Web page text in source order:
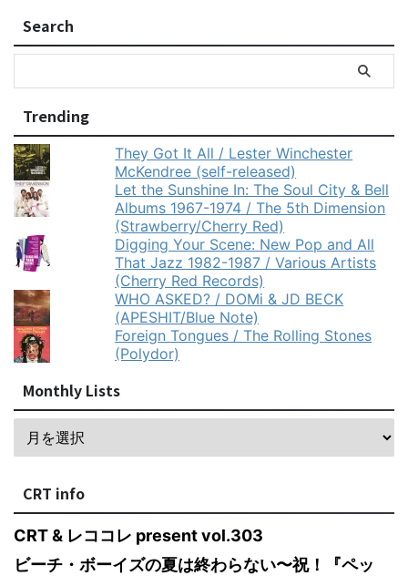
Search
Trending
They Got It All / Lester Winchester
McKendree (self-released)
Let the Sunshine In: The Soul City & Bell
Albums 1967-1974 / The 5th Dimension
(Strawberry/Cherry Red)
Digging Your Scene: New Pop and All
That Jazz 1982-1987 / Various Artists
(Cherry Red Records)
WHO ASKED? / DOMi & JD BECK
(APESHIT/Blue Note)
Foreign Tongues / The Rolling Stones
(Polydor)
Monthly Lists
CRT info
CRT & レココレ present vol.303
ビーチ・ボーイズの夏は終わらない〜祝！『ペッ